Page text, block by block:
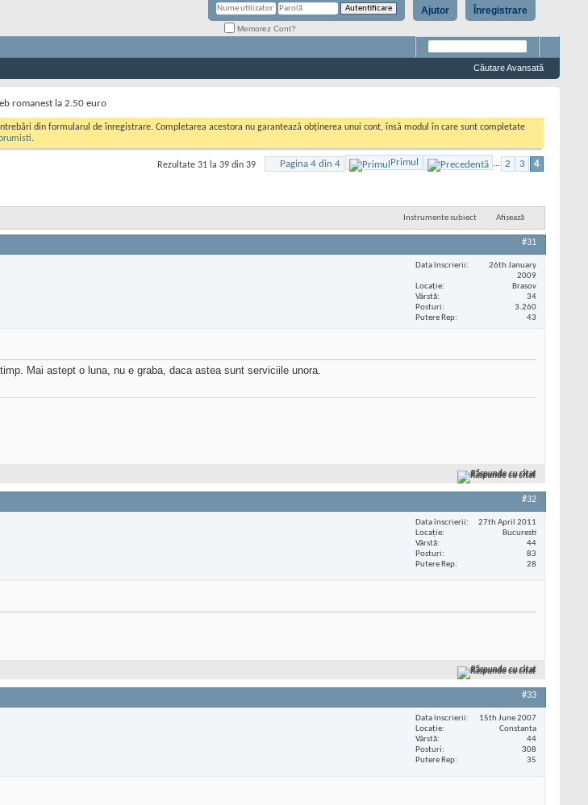
Înregistrare
Ajutor
Memorez Cont?
Căutare Avansată
romanest la 2.50 euro
din formularul de înregistrare. Completarea acestora nu garantează obținerea unui cont, însă modul în care sunt completate
.
Pagina 4 din 4 Primul ... 2 3 4
Rezultate 31 la 39 din 39
Instrumente subiect Afișează
#31
Data înscrierii
26th January
2009
Locaţie
Brasov
Vârstă
34
Posturi
3.260
Putere Rep
43
Mai astept o luna, nu e graba, daca astea sunt serviciile unora.
Răspunde cu citat
#32
Data înscrierii
27th April 2011
Locaţie
Bucuresti
Vârstă
44
Posturi
83
Putere Rep
28
Răspunde cu citat
#33
Data înscrierii
15th June 2007
Locaţie
Constanta
Vârstă
44
Posturi
308
Putere Rep
35